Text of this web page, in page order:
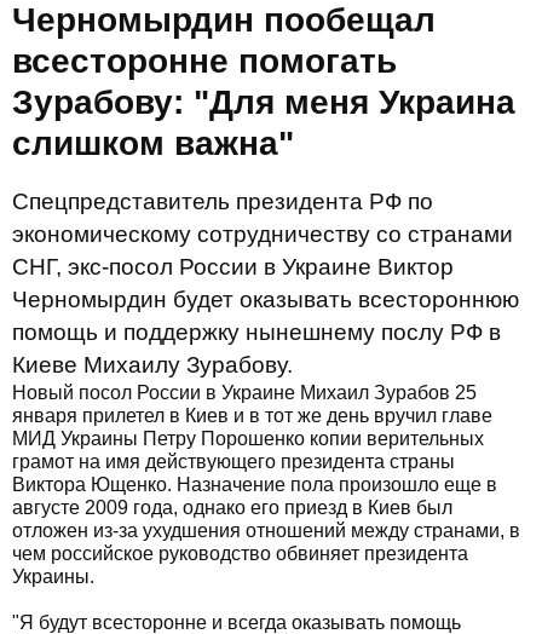
Черномырдин пообещал
всесторонне помогать
Зурабову: "Для меня Украина
слишком важна"
Спецпредставитель президента РФ по
экономическому сотрудничеству со странами
СНГ, экс-посол России в Украине Виктор
Черномырдин будет оказывать всестороннюю
помощь и поддержку нынешнему послу РФ в
Киеве Михаилу Зурабову.
Новый посол России в Украине Михаил Зурабов 25
января прилетел в Киев и в тот же день вручил главе
МИД Украины Петру Порошенко копии верительных
грамот на имя действующего президента страны
Виктора Ющенко. Назначение пола произошло еще в
августе 2009 года, однако его приезд в Киев был
отложен из-за ухудшения отношений между странами, в
чем российское руководство обвиняет президента
Украины.
"Я будут всесторонне и всегда оказывать помощь